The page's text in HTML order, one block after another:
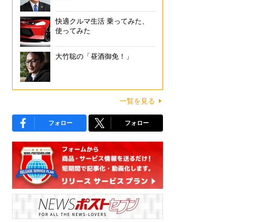
快適クルマ生活 乗ってみた、
使ってみた
大竹聡の「昼酒御免！」
一覧を見る
フォロー フォロー